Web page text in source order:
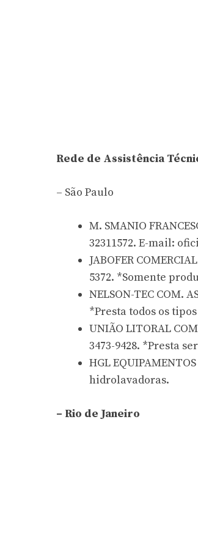
Rede de Assistência
– São Paulo
M. SMANIO
32311572. E-mail:
JABOFER
5372. *Somente
NELSON-TEC COM.
*Presta todos os
UNIÃO LITORAL
3473-9428. *Presta
HGL
hidrolavadoras.
– Rio de Janeiro